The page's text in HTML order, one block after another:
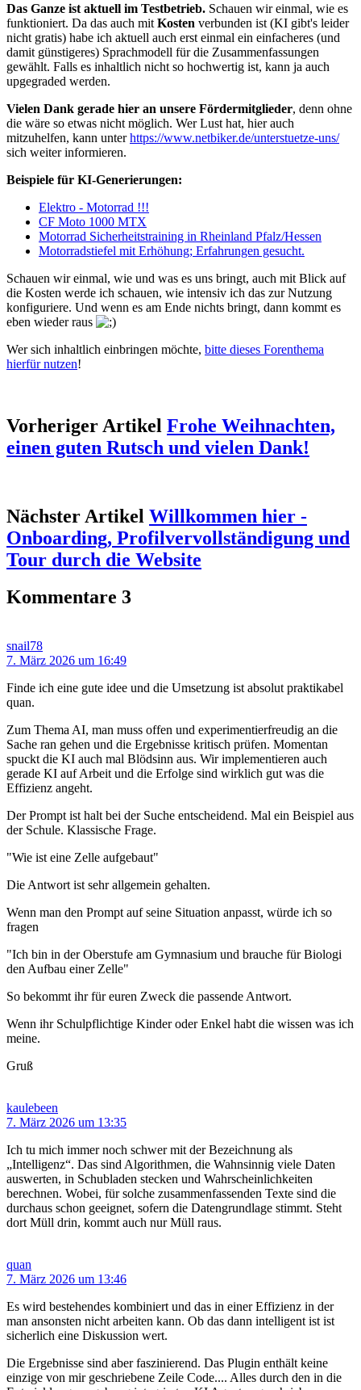
Das Ganze ist aktuell im Testbetrieb. Schauen wir einmal, wie es
funktioniert. Da das auch mit Kosten verbunden ist (KI gibt's leider
nicht gratis) habe ich aktuell auch erst einmal ein einfacheres (und
damit günstigeres) Sprachmodell für die Zusammenfassungen
gewählt. Falls es inhaltlich nicht so hochwertig ist, kann ja auch
upgegraded werden.
Vielen Dank gerade hier an unsere Fördermitglieder, denn ohne
die wäre so etwas nicht möglich. Wer Lust hat, hier auch
mitzuhelfen, kann unterhttps://www.netbiker.de/unterstuetze-uns/
sich weiter informieren.
Beispiele für KI-Generierungen:
Elektro - Motorrad !!!
CF Moto 1000 MTX
Motorrad Sicherheitstraining in Rheinland Pfalz/Hessen
Motorradstiefel mit Erhöhung; Erfahrungen gesucht.
Schauen wir einmal, wie und was es uns bringt, auch mit Blick auf
die Kosten werde ich schauen, wie intensiv ich das zur Nutzung
konfiguriere. Und wenn es am Ende nichts bringt, dann kommt es
eben wieder raus
Wer sich inhaltlich einbringen möchte, bitte dieses Forenthema
hierfür nutzen!
Vorheriger Artikel Frohe Weihnachten,
einen guten Rutsch und vielen Dank!
Nächster Artikel Willkommen hier -
Onboarding, Profilvervollständigung und
Tour durch die Website
Kommentare 3
snail78
7. März 2026 um 16:49
Finde ich eine gute idee und die Umsetzung ist absolut praktikabel
quan.
Zum Thema AI, man muss offen und experimentierfreudig an die
Sache ran gehen und die Ergebnisse kritisch prüfen. Momentan
spuckt die KI auch mal Blödsinn aus. Wir implementieren auch
gerade KI auf Arbeit und die Erfolge sind wirklich gut was die
Effizienz angeht.
Der Prompt ist halt bei der Suche entscheidend. Mal ein Beispiel aus
der Schule. Klassische Frage.
"Wie ist eine Zelle aufgebaut"
Die Antwort ist sehr allgemein gehalten.
Wenn man den Prompt auf seine Situation anpasst, würde ich so
fragen
"Ich bin in der Oberstufe am Gymnasium und brauche für Biologi
den Aufbau einer Zelle"
So bekommt ihr für euren Zweck die passende Antwort.
Wenn ihr Schulpflichtige Kinder oder Enkel habt die wissen was ich
meine.
Gruß
kaulebeen
7. März 2026 um 13:35
Ich tu mich immer noch schwer mit der Bezeichnung als
„Intelligenz“. Das sind Algorithmen, die Wahnsinnig viele Daten
auswerten, in Schubladen stecken und Wahrscheinlichkeiten
berechnen. Wobei, für solche zusammenfassenden Texte sind die
durchaus schon geeignet, sofern die Datengrundlage stimmt. Steht
dort Müll drin, kommt auch nur Müll raus.
quan
7. März 2026 um 13:46
Es wird bestehendes kombiniert und das in einer Effizienz in der
man ansonsten nicht arbeiten kann. Ob das dann intelligent ist ist
sicherlich eine Diskussion wert.
Die Ergebnisse sind aber faszinierend. Das Plugin enthält keine
einzige von mir geschriebene Zeile Code.... Alles durch den in die